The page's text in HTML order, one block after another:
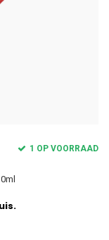
1 OP VOORRAAD